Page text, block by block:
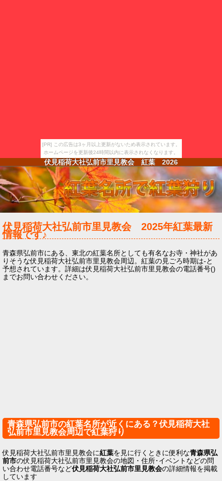
[PR] この広告は3ヶ月以上更新がないため表示されています。
ホームページを更新後24時間以内に表示されなくなります。
伏見稲荷大社弘前市里見教会 紅葉 2026
伏見稲荷大社弘前市里見教会 2025年紅葉最新
情報です♪
青森県弘前市にある、東北の紅葉名所としても有名なお寺・神社があ
りそうな伏見稲荷大社弘前市里見教会周辺。紅葉の見ごろ時期は-と
予想されています。詳細は伏見稲荷大社弘前市里見教会の電話番号()
までお問い合わせください。
青森県弘前市の紅葉名所が近くにある？伏見稲荷大社
弘前市里見教会周辺で紅葉狩り
伏見稲荷大社弘前市里見教会に紅葉を見に行くときに便利な青森県弘
前市の伏見稲荷大社弘前市里見教会の地図・住所･イベントなどの問
い合わせ電話番号など伏見稲荷大社弘前市里見教会の詳細情報を掲載
しています